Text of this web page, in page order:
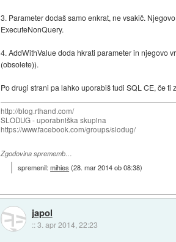
3. Parameter dodaš samo enkrat, ne vsakič.
ExecuteNonQuery.
4. AddWithValue doda hkrati parameter in njegovo
(obsolete)).
Po drugi strani pa lahko uporabiš tudi SQL CE, če ti
http://blog.rthand.com/
SLODUG - uporabniška skupina
https://www.facebook.com/groups/slodug/
Zgodovina sprememb…
spremenil:mihies (28. mar 2014 ob 08:38)
japol
::3. apr 2014, 22:23